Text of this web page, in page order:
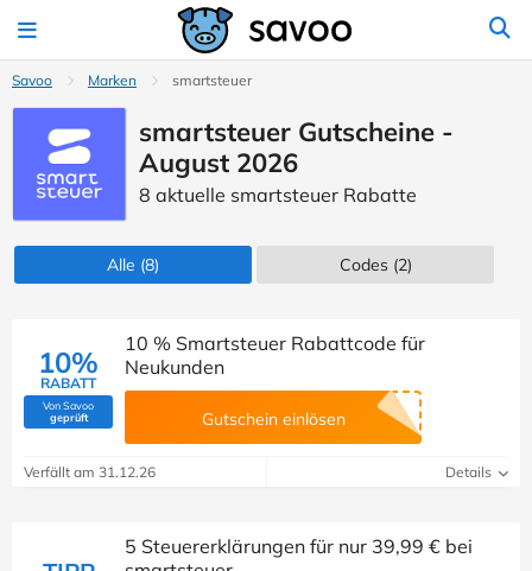
Savoo Marken smartsteuer
smartsteuer Gutscheine -
August 2026
8 aktuelle smartsteuer Rabatte
Alle (8) Codes(2)
10%
RABATT
Von Savoo
geprüft(Von Savoo geprüft)
10 % Smartsteuer Rabattcode für
Neukunden
Gutschein einlösen
Verfällt am 31.12.26 Details
5 Steuererklärungen für nur 39,99 € bei